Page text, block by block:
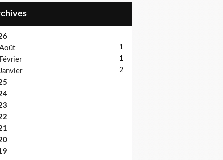
Août
1
Février 1
Janvier 2